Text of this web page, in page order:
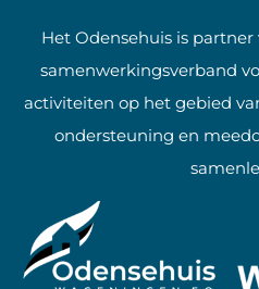
Het Odensehuis is
samenwerkingsverband
activiteiten op het gebied
ondersteuning en